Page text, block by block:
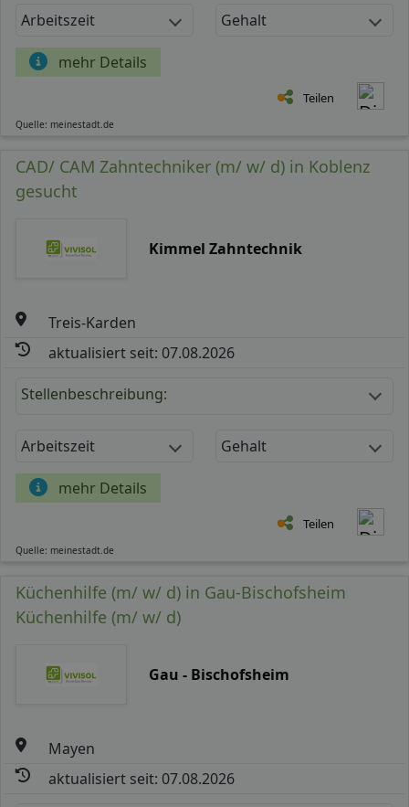
Arbeitszeit Gehalt
mehr Details
Teilen
Quelle: meinestadt.de
CAD/ CAM Zahntechniker (m/ w/ d) in Koblenz
gesucht
Kimmel Zahntechnik
Treis-Karden
aktualisiert seit: 07.08.2026
Stellenbeschreibung:
Arbeitszeit Gehalt
mehr Details
Teilen
Quelle: meinestadt.de
Küchenhilfe (m/ w/ d) in Gau-Bischofsheim
Küchenhilfe (m/ w/ d)
Gau - Bischofsheim
Mayen
aktualisiert seit: 07.08.2026